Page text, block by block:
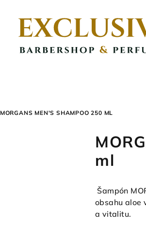
MORGANS MEN'S SHAMPOO 250 ML
ml
Šampón
obsahu aloe
a vitalitu.